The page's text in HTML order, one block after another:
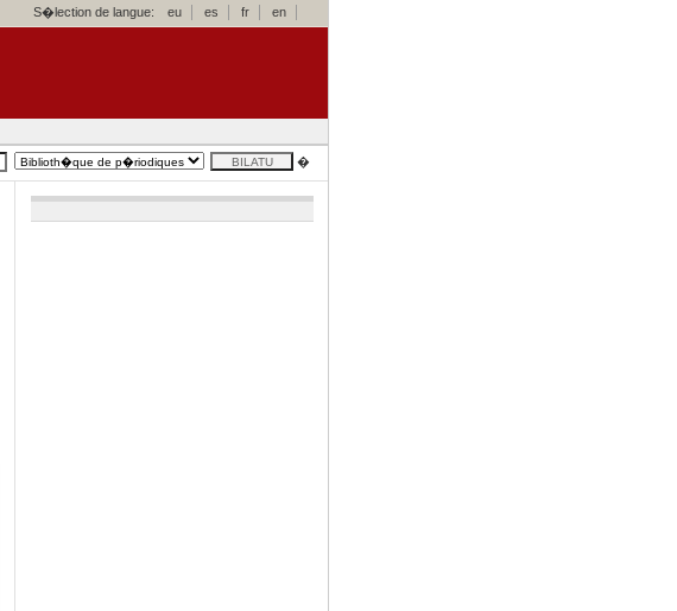
S�lection de langue: eu es fr en
�